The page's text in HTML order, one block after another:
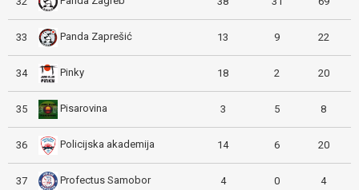
33 Panda Zaprešić 13 9 22
34 Pinky 18 2 20
35 Pisarovina 3 5 8
36 Policijska akademija 14 6 20
37 Profectus Samobor 4 0 4